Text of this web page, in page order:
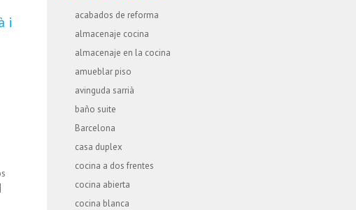
i
acabados de reforma
almacenaje cocina
almacenaje en la cocina
amueblar piso
avinguda sarrià
baño suite
Barcelona
casa duplex
cocina a dos frentes
cocina abierta
cocina blanca